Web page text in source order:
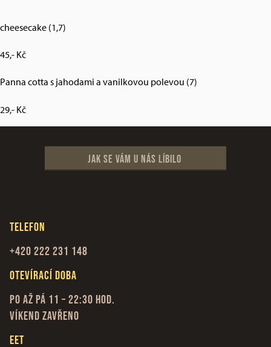
cheesecake (1,7)
45,- Kč
Panna cotta s jahodami a vanilkovou polevou (7)
29,- Kč
Jak se vám u nás líbilo
Telefon
+420 222 231 148
Otevírací doba
Po až Pá 11 – 22:30 hod.
Víkend zavřeno
EET